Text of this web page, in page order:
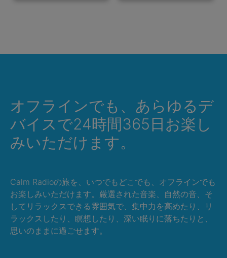
オフラインでも、あらゆるデ
バイスで24時間365日お楽し
みいただけます。
Calm Radioの旅を、いつでもどこでも、オフラインでも
お楽しみいただけます。厳選された音楽、自然の音、そ
してリラックスできる雰囲気で、集中力を高めたり、リ
ラックスしたり、瞑想したり、深い眠りに落ちたりと、
思いのままに過ごせます。